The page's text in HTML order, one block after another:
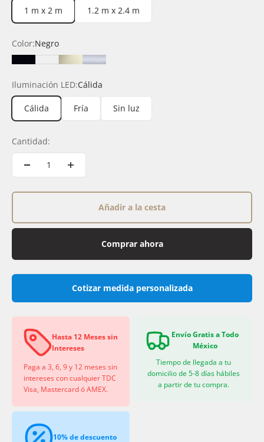
1 m x 2 m 1.2 m x 2.4 m
Color:Negro
NegroBlancoChampagne
Silver
Iluminación LED:Cálida
Cálida Fría Sin luz
Cantidad:
Añadir a la cesta
Comprar ahora
Cotizar medida personalizada
Hasta 12 Meses sin
Intereses
Paga a 3, 6, 9 y 12 meses sin
intereses con cualquier TDC
Visa, Mastercard ó AMEX.
Envío Gratis a Todo
México
Tiempo de llegada a tu
domicilio de 5-8 días hábiles
a partir de tu compra.
10% de descuento